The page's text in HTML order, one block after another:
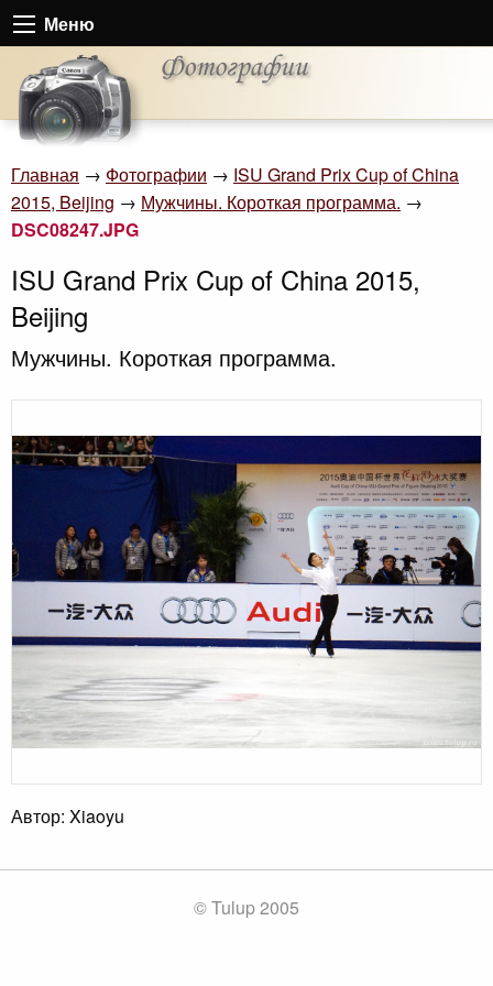
Меню
Главная → Фотографии → ISU Grand Prix Cup of China
2015, Beijing → Мужчины. Короткая программа. →
DSC08247.JPG
ISU Grand Prix Cup of China 2015,
Beijing
Мужчины. Короткая программа.
Автор: Xiaoyu
© Tulup 2005